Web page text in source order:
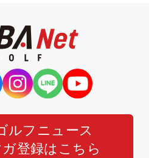
ルフニュース
登録はこちら